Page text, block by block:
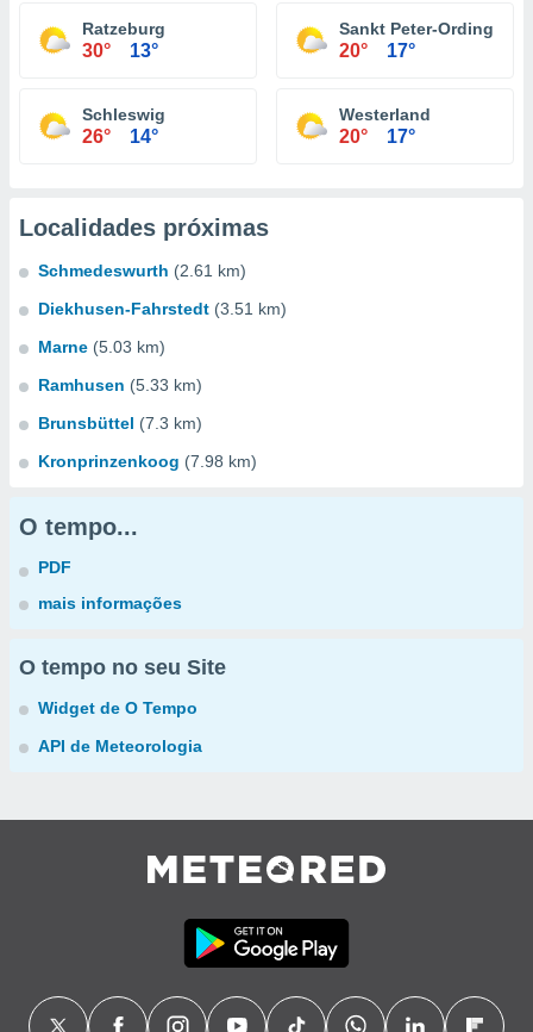
Ratzeburg
30° 13°
Sankt Peter-Ording
20° 17°
Schleswig
26° 14°
Westerland
20° 17°
Localidades próximas
Schmedeswurth (2.61 km)
Diekhusen-Fahrstedt (3.51 km)
Marne (5.03 km)
Ramhusen (5.33 km)
Brunsbüttel (7.3 km)
Kronprinzenkoog (7.98 km)
O tempo...
PDF
mais informações
O tempo no seu Site
Widget de O Tempo
API de Meteorologia